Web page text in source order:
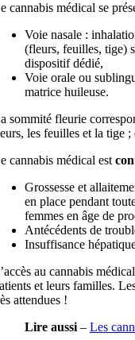
cannabis médical se
Voie nasale :
(fleurs, feuilles, tige)
dispositif dédié,
Voie orale ou
matrice huileuse.
sommité fleurie
les feuilles et la tige ;
cannabis médical est
Grossesse et
en place pendant
femmes en âge de
Antécédents de
Insuffisance
au cannabis
et leurs familles.
attendues !
Lire aussi– Les